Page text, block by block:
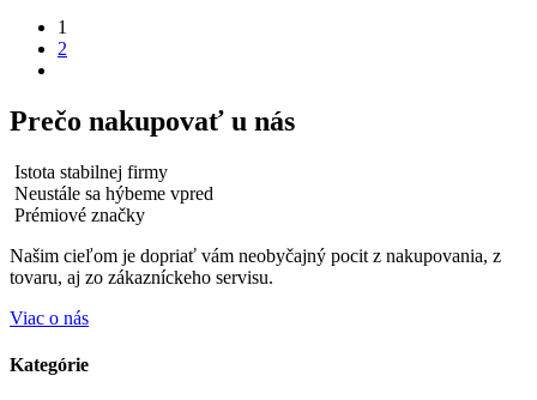
1
2
Prečo nakupovať u nás
Istota stabilnej firmy
Neustále sa hýbeme vpred
Prémiové značky
Našim cieľom je dopriať vám neobyčajný pocit z nakupovania, z
tovaru, aj zo zákazníckeho servisu.
Viac o nás
Kategórie